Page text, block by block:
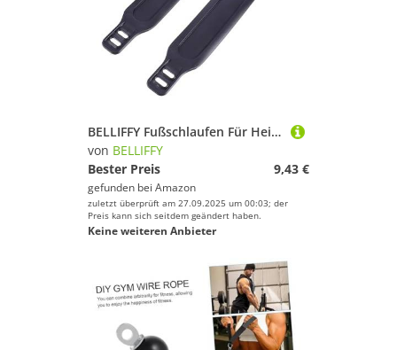
BELLIFFY Fußschlaufen Für Heimtrainer-Pedale Robust – Für Das Training Im Heim-fitnessstudio
von BELLIFFY
Bester Preis
9,43 €
gefunden bei Amazon
zuletzt überprüft am 27.09.2025 um 00:03; der
Preis kann sich seitdem geändert haben.
Keine weiteren Anbieter